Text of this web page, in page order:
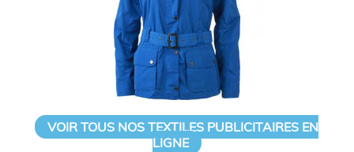
VOIR TOUS NOS TEXTILES PUBLICITAIRES EN
LIGNE